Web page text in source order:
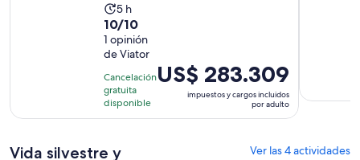
La
actividad
dura
5
horas
5 h
10.0
de
10
con
1
opinión
10/10
1 opinión
de Viator
Cancelación
gratuita
disponible
El
precio
de
US$ 283.309
impuestos y cargos incluidos
por adulto
Vida silvestre y Ver las 4 actividades